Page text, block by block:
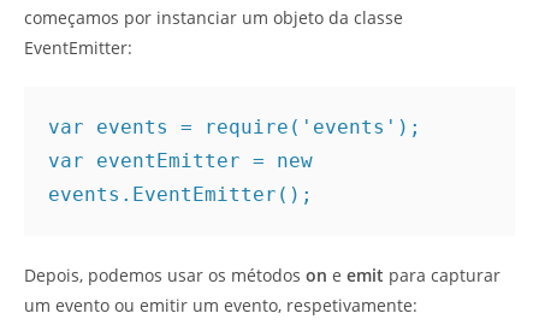
começamos por instanciar um objeto da classe
EventEmitter:
var events = require('events');
var eventEmitter = new
events.EventEmitter();
Depois, podemos usar os métodos on e emit para capturar
um evento ou emitir um evento, respetivamente: